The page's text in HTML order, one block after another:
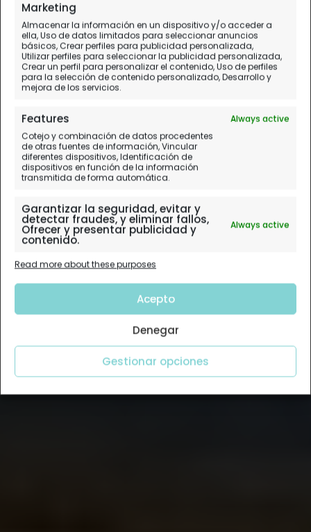
Marketing
Almacenar la información en un dispositivo y/o acceder a
ella, Uso de datos limitados para seleccionar anuncios
básicos, Crear perfiles para publicidad personalizada,
Utilizar perfiles para seleccionar la publicidad personalizada,
Crear un perfil para personalizar el contenido, Uso de perfiles
para la selección de contenido personalizado, Desarrollo y
mejora de los servicios.
Features
Always active
Cotejo y combinación de datos procedentes
de otras fuentes de información, Vincular
diferentes dispositivos, Identificación de
dispositivos en función de la información
transmitida de forma automática.
Garantizar la seguridad, evitar y
detectar fraudes, y eliminar fallos,
Ofrecer y presentar publicidad y
contenido.
Always active
Read more about these purposes
Acepto
Denegar
Gestionar opciones